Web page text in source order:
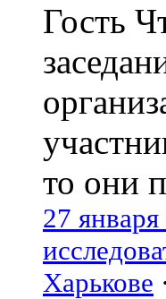
Гость
то они
27
Харькове ·